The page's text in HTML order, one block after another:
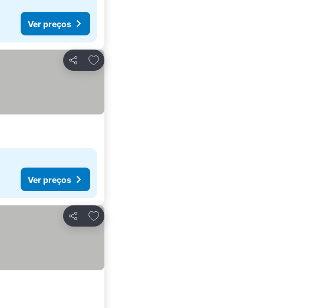
Ver preços
Partilhar
Adicionar aos favoritos
Ver preços
Partilhar
Adicionar aos favoritos